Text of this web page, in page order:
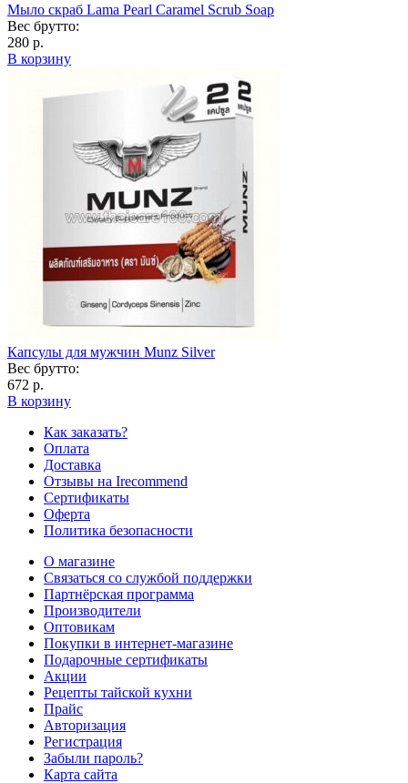
Мыло скраб Lama Pearl Caramel Scrub Soap
Вес брутто:
280 р.
В корзину
Капсулы для мужчин Munz Silver
Вес брутто:
672 р.
В корзину
Как заказать?
Оплата
Доставка
Отзывы на Irecommend
Сертификаты
Оферта
Политика безопасности
О магазине
Связаться со службой поддержки
Партнёрская программа
Производители
Оптовикам
Покупки в интернет-магазине
Подарочные сертификаты
Акции
Рецепты тайской кухни
Прайс
Авторизация
Регистрация
Забыли пароль?
Карта сайта